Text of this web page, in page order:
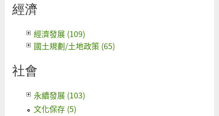
經濟
經濟發展 (109)
國土規劃/土地政策 (65)
社會
永續發展 (103)
文化保存 (5)